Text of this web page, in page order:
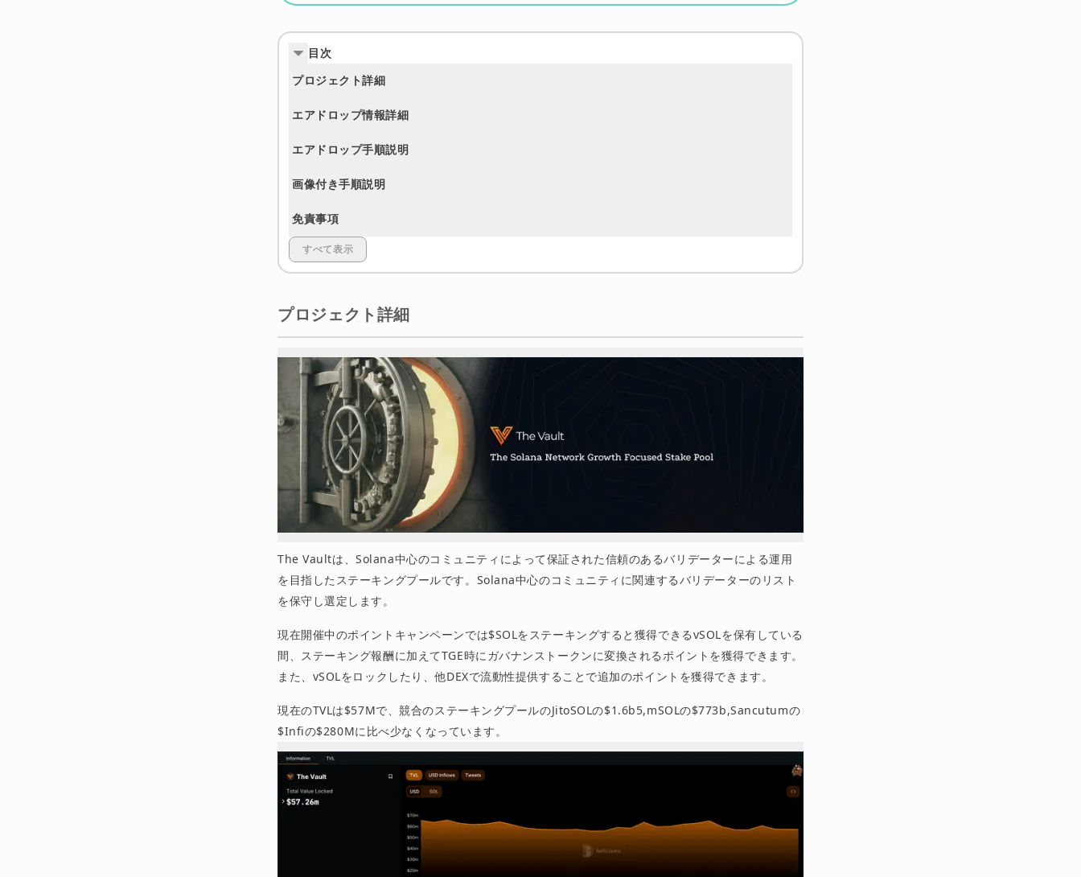
目次
プロジェクト詳細
エアドロップ情報詳細
エアドロップ手順説明
画像付き手順説明
免責事項
すべて表示
プロジェクト詳細
The Vaultは、Solana中心のコミュニティによって保証された信頼のあるバリデーターによる運用
を目指したステーキングプールです。Solana中心のコミュニティに関連するバリデーターのリスト
を保守し選定します。
現在開催中のポイントキャンペーンでは$SOLをステーキングすると獲得できるvSOLを保有している
間、ステーキング報酬に加えてTGE時にガバナンストークンに変換されるポイントを獲得できます。
また、vSOLをロックしたり、他DEXで流動性提供することで追加のポイントを獲得できます。
現在のTVLは$57Mで、競合のステーキングプールのJitoSOLの$1.6b5,mSOLの$773b,Sancutumの
$Infiの$280Mに比べ少なくなっています。